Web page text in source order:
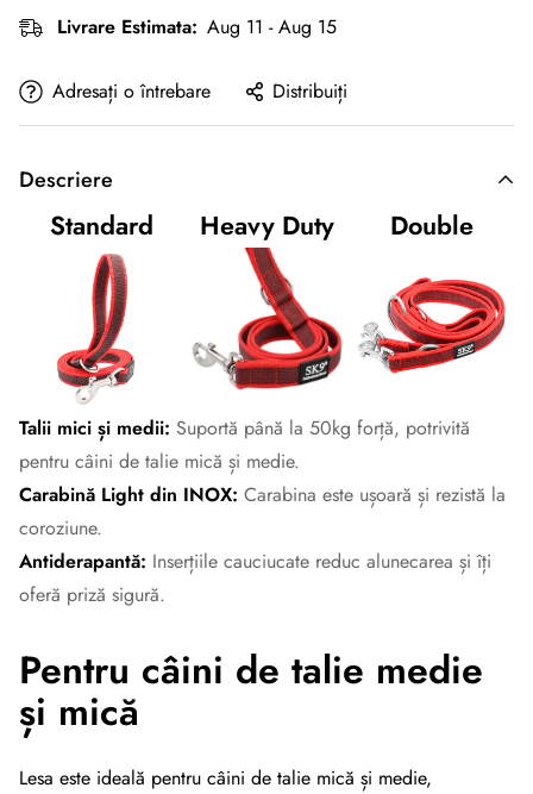
Livrare Estimata: Aug 11 - Aug 15
Adresați o întrebare Distribuiți
Descriere
Standard Heavy Duty Double
Talii mici și medii: Suportă până la 50kg forță, potrivită
pentru câini de talie mică și medie.
Carabină Light din INOX: Carabina este ușoară și rezistă la
coroziune.
Antiderapantă: Inserțiile cauciucate reduc alunecarea și îți
oferă priză sigură.
Pentru câini de talie medie
și mică
Lesa este ideală pentru câini de talie mică și medie,